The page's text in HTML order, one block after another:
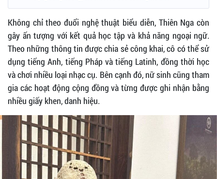
Không chỉ theo đuổi nghệ thuật biểu diễn, Thiên Nga còn
gây ấn tượng với kết quả học tập và khả năng ngoại ngữ.
Theo những thông tin được chia sẻ công khai, cô có thể sử
dụng tiếng Anh, tiếng Pháp và tiếng Latinh, đồng thời học
và chơi nhiều loại nhạc cụ. Bên cạnh đó, nữ sinh cũng tham
gia các hoạt động cộng đồng và từng được ghi nhận bằng
nhiều giấy khen, danh hiệu.